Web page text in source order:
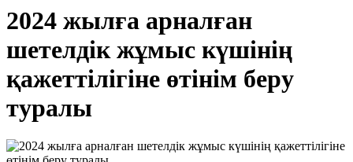
2024 жылға арналған
шетелдік жұмыс күшінің
қажеттілігіне өтінім беру
туралы